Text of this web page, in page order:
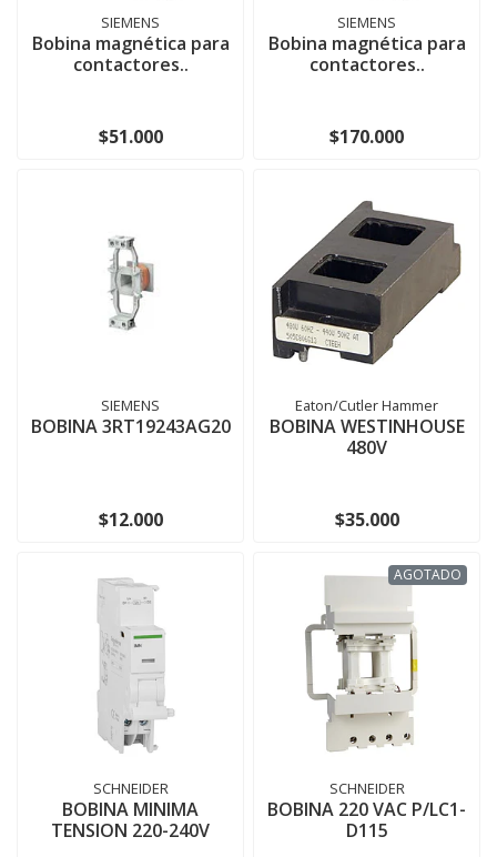
SIEMENS
Bobina magnética para
contactores..
$51.000
SIEMENS
Bobina magnética para
contactores..
$170.000
SIEMENS
BOBINA 3RT19243AG20
$12.000
Eaton/Cutler Hammer
BOBINA WESTINHOUSE
480V
$35.000
SCHNEIDER
BOBINA MINIMA
TENSION 220-240V
AGOTADO
SCHNEIDER
BOBINA 220 VAC P/LC1-
D115